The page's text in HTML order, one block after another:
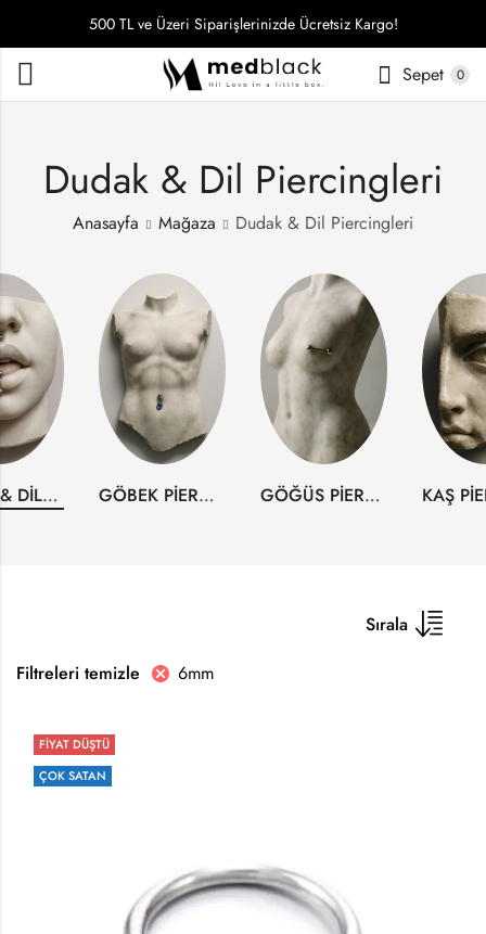
500 TL ve Üzeri Siparişlerinizde Ücretsiz Kargo!
Sepet 0
Dudak & Dil Piercingleri
Anasayfa Mağaza Dudak & Dil Piercingleri
DUDAK & DIL PIERCINGLERI GÖBEK PIERCINGLERI GÖĞÜS PIERCINGLERI
Sırala
Filtreleri temizle
6mm
FİYAT DÜŞTÜ
ÇOK SATAN